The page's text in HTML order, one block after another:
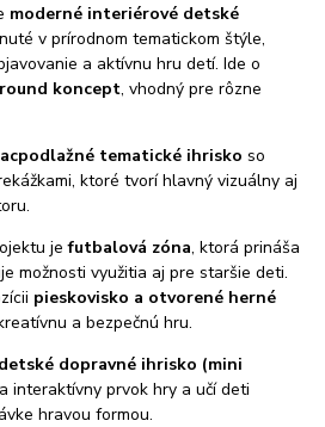
moderné interiérové detské
v prírodnom tematickom štýle,
a aktívnu hru detí. Ide o
koncept, vhodný pre rôzne
tematické ihrisko so
ktoré tvorí hlavný vizuálny aj
jefutbalová zóna, ktorá prináša
možnosti využitia aj pre staršie deti.
pieskovisko a otvorené herné
a bezpečnú hru.
detské dopravné ihrisko (mini
interaktívny prvok hry a učí deti
hravou formou.